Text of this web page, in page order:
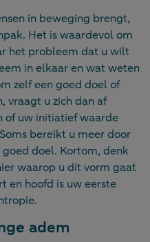
in beweging brengt,
Het is waardevol om
het probleem dat u wilt
in elkaar en wat weten
zelf een goed doel of
vraagt u zich dan af
of uw initiatief waarde
bereikt u meer door
doel. Kortom, denk
waarop u dit vorm gaat
en hoofd is uw eerste
adem